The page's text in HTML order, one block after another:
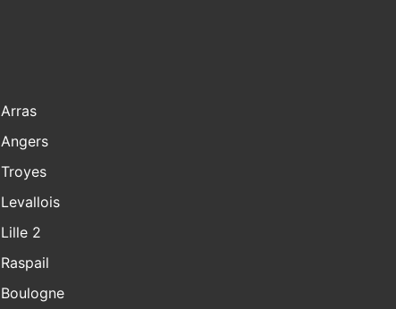
Arras
Angers
Troyes
Levallois
Lille 2
Raspail
Boulogne